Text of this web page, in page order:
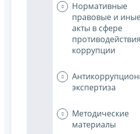
Нормативные
правовые и
акты в сфере
противодействия
коррупции
экспертиза
Методические
материалы